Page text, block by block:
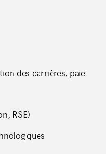
des carrières, paie
RSE)